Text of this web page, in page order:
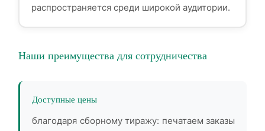
распространяется среди широкой аудитории.
Наши преимущества для сотрудничества
Доступные цены
благодаря сборному тиражу: печатаем заказы